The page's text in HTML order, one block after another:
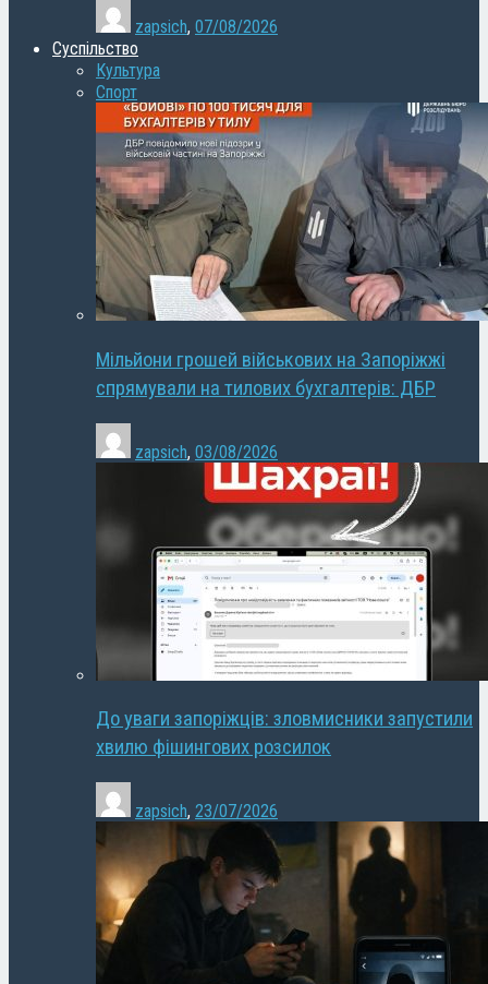
zapsich, 07/08/2026
Суспільство
Культура
Спорт
Мільйони грошей військових на Запоріжжі
спрямували на тилових бухгалтерів: ДБР
zapsich, 03/08/2026
До уваги запоріжців: зловмисники запустили
хвилю фішингових розсилок
zapsich, 23/07/2026